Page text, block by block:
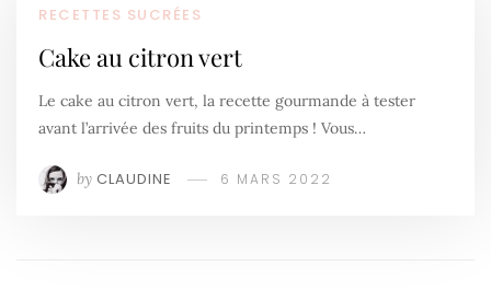
RECETTES SUCRÉES
Cake au citron vert
Le cake au citron vert, la recette gourmande à tester
avant l’arrivée des fruits du printemps ! Vous…
by CLAUDINE 6 MARS 2022